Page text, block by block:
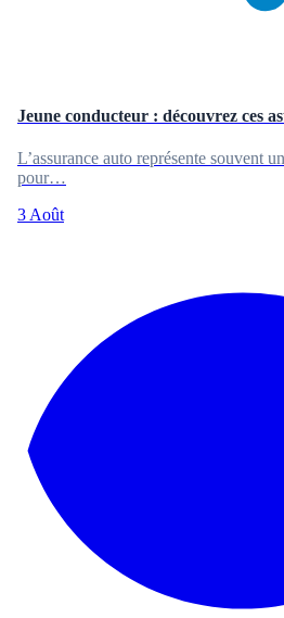
Jeune conducteur : découvrez ces
L’assurance auto représente souvent
pour…
3 Août